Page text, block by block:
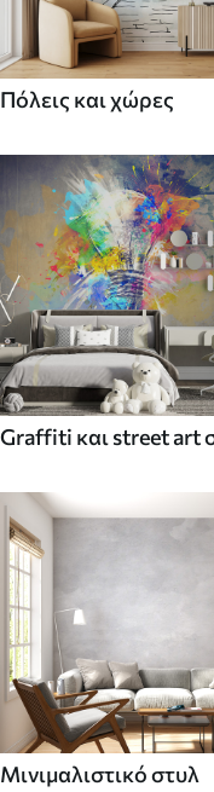
Πόλεις και χώρες
Graffiti και street art
Μινιμαλιστικό στυλ